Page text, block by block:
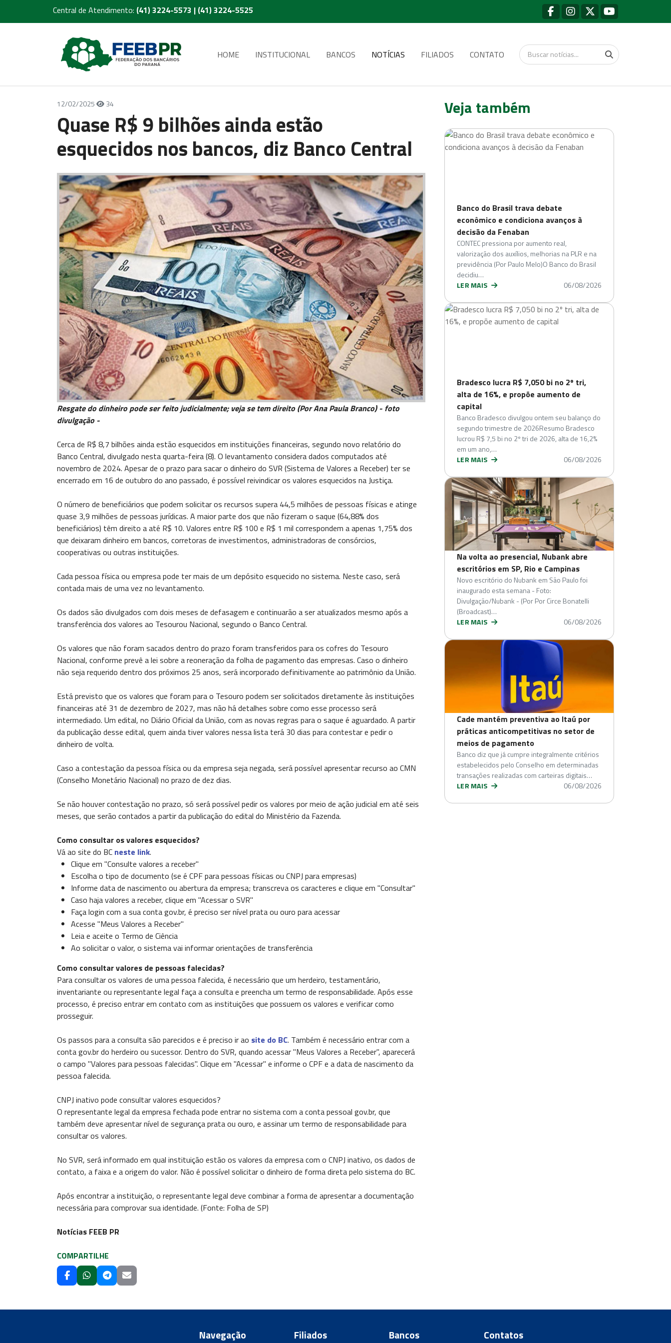
Central de Atendimento: (41) 3224-5573 | (41) 3224-5525
HOME INSTITUCIONAL BANCOS NOTÍCIAS FILIADOS CONTATO
12/02/2025 34
Quase R$ 9 bilhões ainda estão
esquecidos nos bancos, diz Banco Central
Resgate do dinheiro pode ser feito judicialmente; veja se tem direito (Por Ana Paula Branco) - foto
divulgação -
Cerca de R$ 8,7 bilhões ainda estão esquecidos em instituições financeiras, segundo novo relatório do
Banco Central, divulgado nesta quarta-feira (8). O levantamento considera dados computados até
novembro de 2024. Apesar de o prazo para sacar o dinheiro do SVR (Sistema de Valores a Receber) ter se
encerrado em 16 de outubro do ano passado, é possível reivindicar os valores esquecidos na Justiça.
O número de beneficiários que podem solicitar os recursos supera 44,5 milhões de pessoas físicas e atinge
quase 3,9 milhões de pessoas jurídicas. A maior parte dos que não fizeram o saque (64,88% dos
beneficiários) têm direito a até R$ 10. Valores entre R$ 100 e R$ 1 mil correspondem a apenas 1,75% dos
que deixaram dinheiro em bancos, corretoras de investimentos, administradoras de consórcios,
cooperativas ou outras instituições.
Cada pessoa física ou empresa pode ter mais de um depósito esquecido no sistema. Neste caso, será
contada mais de uma vez no levantamento.
Os dados são divulgados com dois meses de defasagem e continuarão a ser atualizados mesmo após a
transferência dos valores ao Tesourou Nacional, segundo o Banco Central.
Os valores que não foram sacados dentro do prazo foram transferidos para os cofres do Tesouro
Nacional, conforme prevê a lei sobre a reoneração da folha de pagamento das empresas. Caso o dinheiro
não seja requerido dentro dos próximos 25 anos, será incorporado definitivamente ao patrimônio da União.
Está previsto que os valores que foram para o Tesouro podem ser solicitados diretamente às instituições
financeiras até 31 de dezembro de 2027, mas não há detalhes sobre como esse processo será
intermediado. Um edital, no Diário Oficial da União, com as novas regras para o saque é aguardado. A partir
da publicação desse edital, quem ainda tiver valores nessa lista terá 30 dias para contestar e pedir o
dinheiro de volta.
Caso a contestação da pessoa física ou da empresa seja negada, será possível apresentar recurso ao CMN
(Conselho Monetário Nacional) no prazo de dez dias.
Se não houver contestação no prazo, só será possível pedir os valores por meio de ação judicial em até seis
meses, que serão contados a partir da publicação do edital do Ministério da Fazenda.
Como consultar os valores esquecidos?
Vá ao site do BC neste link.
Clique em "Consulte valores a receber"
Escolha o tipo de documento (se é CPF para pessoas físicas ou CNPJ para empresas)
Informe data de nascimento ou abertura da empresa; transcreva os caracteres e clique em "Consultar"
Caso haja valores a receber, clique em "Acessar o SVR"
Faça login com a sua conta gov.br, é preciso ser nível prata ou ouro para acessar
Acesse "Meus Valores a Receber"
Leia e aceite o Termo de Ciência
Ao solicitar o valor, o sistema vai informar orientações de transferência
Como consultar valores de pessoas falecidas?
Para consultar os valores de uma pessoa falecida, é necessário que um herdeiro, testamentário,
inventariante ou representante legal faça a consulta e preencha um termo de responsabilidade. Após esse
processo, é preciso entrar em contato com as instituições que possuem os valores e verificar como
prosseguir.
Os passos para a consulta são parecidos e é preciso ir ao site do BC. Também é necessário entrar com a
conta gov.br do herdeiro ou sucessor. Dentro do SVR, quando acessar "Meus Valores a Receber", aparecerá
o campo "Valores para pessoas falecidas". Clique em "Acessar" e informe o CPF e a data de nascimento da
pessoa falecida.
CNPJ inativo pode consultar valores esquecidos?
O representante legal da empresa fechada pode entrar no sistema com a conta pessoal gov.br, que
também deve apresentar nível de segurança prata ou ouro, e assinar um termo de responsabilidade para
consultar os valores.
No SVR, será informado em qual instituição estão os valores da empresa com o CNPJ inativo, os dados de
contato, a faixa e a origem do valor. Não é possível solicitar o dinheiro de forma direta pelo sistema do BC.
Após encontrar a instituição, o representante legal deve combinar a forma de apresentar a documentação
necessária para comprovar sua identidade. (Fonte: Folha de SP)
Notícias FEEB PR
COMPARTILHE
Veja também
Banco do Brasil trava debate
econômico e condiciona avanços à
decisão da Fenaban
CONTEC pressiona por aumento real,
valorização dos auxílios, melhorias na PLR e na
previdência (Por Paulo Melo)O Banco do Brasil
decidiu…
LER MAIS
06/08/2026
Bradesco lucra R$ 7,050 bi no 2º tri,
alta de 16%, e propõe aumento de
capital
Banco Bradesco divulgou ontem seu balanço do
segundo trimestre de 2026Resumo Bradesco
lucrou R$ 7,5 bi no 2º tri de 2026, alta de 16,2%
em um ano,…
LER MAIS
06/08/2026
Na volta ao presencial, Nubank abre
escritórios em SP, Rio e Campinas
Novo escritório do Nubank em São Paulo foi
inaugurado esta semana - Foto:
Divulgação/Nubank - (Por Por Circe Bonatelli
(Broadcast)…
LER MAIS
06/08/2026
Cade mantém preventiva ao Itaú por
práticas anticompetitivas no setor de
meios de pagamento
Banco diz que já cumpre integralmente critérios
estabelecidos pelo Conselho em determinadas
transações realizadas com carteiras digitais…
LER MAIS
06/08/2026
Navegação Filiados Bancos Contatos